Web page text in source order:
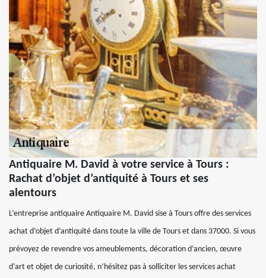
Antiquaire M. David à votre service à Tours :
Rachat d’objet d’antiquité à Tours et ses
alentours
L’entreprise antiquaire Antiquaire M. David sise à Tours offre des services
achat d’objet d’antiquité dans toute la ville de Tours et dans 37000. Si vous
prévoyez de revendre vos ameublements, décoration d’ancien, œuvre
d’art et objet de curiosité, n’hésitez pas à solliciter les services achat